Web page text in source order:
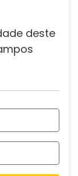
deste